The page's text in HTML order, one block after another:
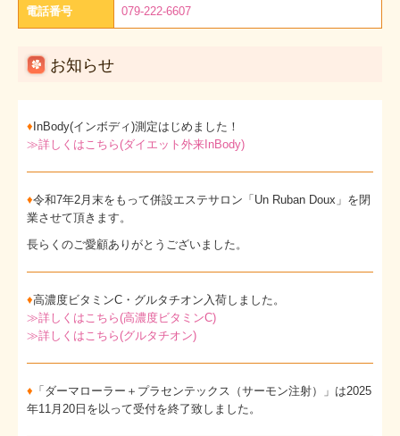
電話番号 079-222-6607
お知らせ
♦ InBody(インボディ)測定はじめました！
≫詳しくはこちら(ダイエット外来InBody)
♦令和7年2月末をもって併設エステサロン「Un Ruban Doux」を閉
業させて頂きます。
長らくのご愛顧ありがとうございました。
♦高濃度ビタミンC・グルタチオン入荷しました。
≫詳しくはこちら(高濃度ビタミンC)
≫詳しくはこちら(グルタチオン)
♦ 「ダーマローラー＋プラセンテックス（サーモン注射）」は2025
年11月20日を以って受付を終了致しました。